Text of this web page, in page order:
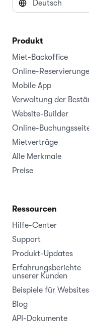
Produkt
Miet-Backoffice
Online-
Mobile App
Verwaltung der
Website-Builder
Online-
Mietverträge
Alle Merkmale
Preise
Ressourcen
Hilfe-Center
Support
Produkt-Updates
Erfahrungsberichte
unserer Kunden
Beispiele für Websites
Blog
API-Dokumente